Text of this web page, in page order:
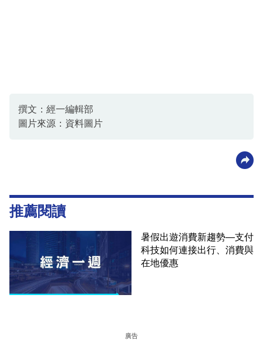
撰文：經一編輯部
圖片來源：資料圖片
推薦閱讀
暑假出遊消費新趨勢—支付
科技如何連接出行、消費與
在地優惠
廣告